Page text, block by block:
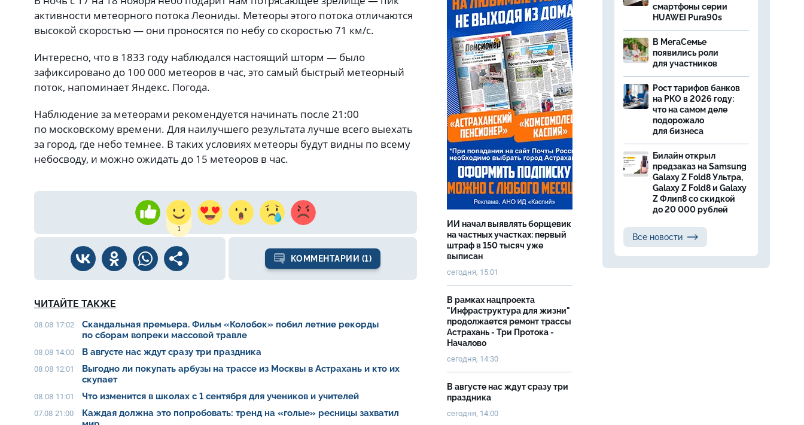
активности метеорного потока Леониды. Метеоры этого потока отличаются
высокой скоростью — они проносятся по небу со скоростью 71 км/с.
Интересно, что в 1833 году наблюдался настоящий шторм — было
зафиксировано до 100 000 метеоров в час, это самый быстрый метеорный
поток, напоминает Яндекс. Погода.
Наблюдение за метеорами рекомендуется начинать после 21:00
по московскому времени. Для наилучшего результата лучше всего выехать
за город, где небо темнее. В таких условиях метеоры будут видны по всему
небосводу, и можно ожидать до 15 метеоров в час.
1
КОММЕНТАРИИ (1)
ЧИТАЙТЕ ТАКЖЕ
08.08 17:02
Скандальная премьера. Фильм «Колобок» побил летние рекорды
по сборам вопреки массовой травле
08.08 14:00 В августе нас ждут сразу три праздника
08.08 12:01
Выгодно ли покупать арбузы на трассе из Москвы в Астрахань и кто их
скупает
08.08 11:01 Что изменится в школах с 1 сентября для учеников и учителей
07.08 21:00
Каждая должна это попробовать: тренд на «голые» ресницы захватил
ИИ начал выявлять борщевик
на частных участках: первый
штраф в 150 тысяч уже
выписан
сегодня, 15:01
В рамках нацпроекта
"Инфраструктура для жизни"
продолжается ремонт трассы
Астрахань - Три Протока -
Началово
сегодня, 14:30
В августе нас ждут сразу три
праздника
сегодня, 14:00
смартфоны серии
HUAWEI Pura90s
В МегаСемье
появились роли
для участников
Рост тарифов банков
на РКО в 2026 году:
что на самом деле
подорожало
для бизнеса
Билайн открыл
предзаказ на Samsung
Galaxy Z Fold8 Ультра,
Galaxy Z Fold8 и Galaxy
Z Флип8 со скидкой
до 20 000 рублей
Все новости